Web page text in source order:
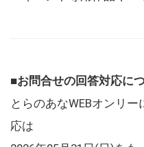
■お問合せの回答対応に
とらのあなWEBオンリ
応は